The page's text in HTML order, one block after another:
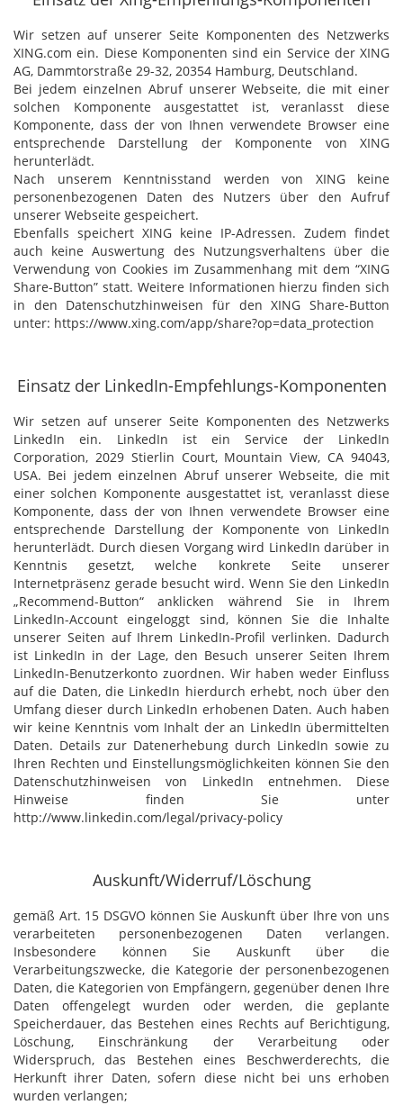
Wir setzen auf unserer Seite Komponenten des Netzwerks
XING.com ein. Diese Komponenten sind ein Service der XING
AG, Dammtorstraße 29-32, 20354 Hamburg, Deutschland.
Bei jedem einzelnen Abruf unserer Webseite, die mit einer
solchen Komponente ausgestattet ist, veranlasst diese
Komponente, dass der von Ihnen verwendete Browser eine
entsprechende Darstellung der Komponente von XING
herunterlädt.
Nach unserem Kenntnisstand werden von XING keine
personenbezogenen Daten des Nutzers über den Aufruf
unserer Webseite gespeichert.
Ebenfalls speichert XING keine IP-Adressen. Zudem findet
auch keine Auswertung des Nutzungsverhaltens über die
Verwendung von Cookies im Zusammenhang mit dem “XING
Share-Button” statt. Weitere Informationen hierzu finden sich
in den Datenschutzhinweisen für den XING Share-Button
unter: https://www.xing.com/app/share?op=data_protection
Einsatz der LinkedIn-Empfehlungs-Komponenten
Wir setzen auf unserer Seite Komponenten des Netzwerks
LinkedIn ein. LinkedIn ist ein Service der LinkedIn
Corporation, 2029 Stierlin Court, Mountain View, CA 94043,
USA. Bei jedem einzelnen Abruf unserer Webseite, die mit
einer solchen Komponente ausgestattet ist, veranlasst diese
Komponente, dass der von Ihnen verwendete Browser eine
entsprechende Darstellung der Komponente von LinkedIn
herunterlädt. Durch diesen Vorgang wird LinkedIn darüber in
Kenntnis gesetzt, welche konkrete Seite unserer
Internetpräsenz gerade besucht wird. Wenn Sie den LinkedIn
„Recommend-Button“ anklicken während Sie in Ihrem
LinkedIn-Account eingeloggt sind, können Sie die Inhalte
unserer Seiten auf Ihrem LinkedIn-Profil verlinken. Dadurch
ist LinkedIn in der Lage, den Besuch unserer Seiten Ihrem
LinkedIn-Benutzerkonto zuordnen. Wir haben weder Einfluss
auf die Daten, die LinkedIn hierdurch erhebt, noch über den
Umfang dieser durch LinkedIn erhobenen Daten. Auch haben
wir keine Kenntnis vom Inhalt der an LinkedIn übermittelten
Daten. Details zur Datenerhebung durch LinkedIn sowie zu
Ihren Rechten und Einstellungsmöglichkeiten können Sie den
Datenschutzhinweisen von LinkedIn entnehmen. Diese
Hinweise finden Sie unter
http://www.linkedin.com/legal/privacy-policy
Auskunft/Widerruf/Löschung
gemäß Art. 15 DSGVO können Sie Auskunft über Ihre von uns
verarbeiteten personenbezogenen Daten verlangen.
Insbesondere können Sie Auskunft über die
Verarbeitungszwecke, die Kategorie der personenbezogenen
Daten, die Kategorien von Empfängern, gegenüber denen Ihre
Daten offengelegt wurden oder werden, die geplante
Speicherdauer, das Bestehen eines Rechts auf Berichtigung,
Löschung, Einschränkung der Verarbeitung oder
Widerspruch, das Bestehen eines Beschwerderechts, die
Herkunft ihrer Daten, sofern diese nicht bei uns erhoben
wurden verlangen;